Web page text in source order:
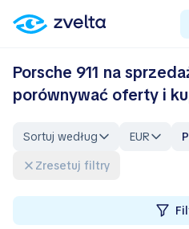
Porsche 911 na
porównywać oferty i
Sortuj według EUR
Zresetuj filtry